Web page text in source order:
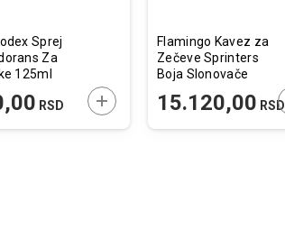
Sprej
Za
125ml
RSD DODAJTE U KORPU
Flamingo Kavez za
Zečeve Sprinters
Boja Slonovače
15.120,00 RSD